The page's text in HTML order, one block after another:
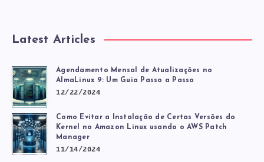
USUÁRIO
NO
RHEL
Latest Articles
Agendamento Mensal de Atualizações no
AlmaLinux 9: Um Guia Passo a Passo
12/22/2024
Como Evitar a Instalação de Certas Versões do
Kernel no Amazon Linux usando o AWS Patch
Manager
11/14/2024